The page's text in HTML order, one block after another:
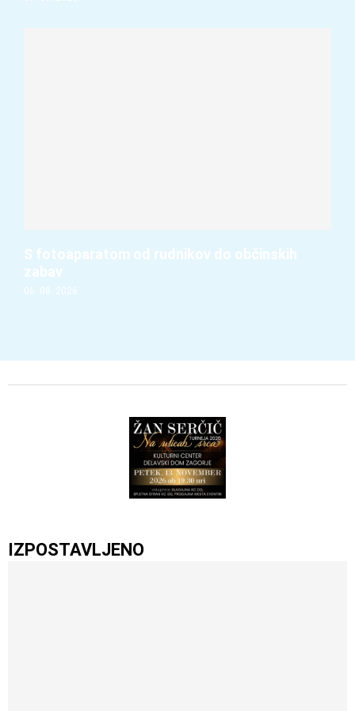
S fotoaparatom od rudnikov do občinskih
zabav
06. 08. 2026
IZPOSTAVLJENO